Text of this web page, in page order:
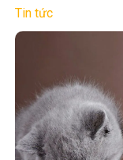
Tin tức